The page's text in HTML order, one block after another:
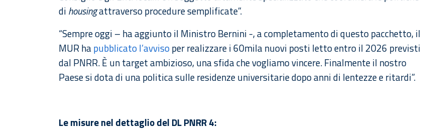
di housingattraverso procedure semplificate”.
“Sempre oggi – ha aggiunto il Ministro Bernini -, a completamento di questo pacchetto, il
MUR hapubblicato l’avvisoper realizzare i 60mila nuovi posti letto entro il 2026 previsti
dal PNRR. È un target ambizioso, una sfida che vogliamo vincere. Finalmente il nostro
Paese si dota di una politica sulle residenze universitarie dopo anni di lentezze e ritardi”.
Le misure nel dettaglio del DL PNRR 4: